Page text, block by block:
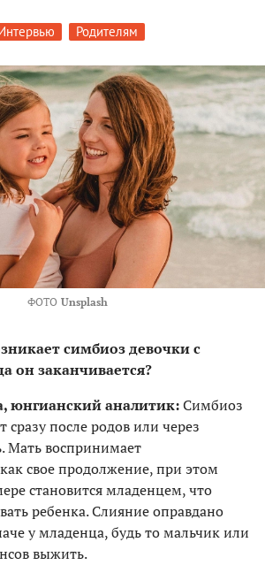
Родителям
ФОТО Unsplash
симбиоз девочки с
он заканчивается?
юнгианский аналитик:Симбиоз
сразу после родов или через
Мать воспринимает
свое продолжение, при этом
становится младенцем, что
ребенка. Слияние оправдано
у младенца, будь то мальчик или
выжить.